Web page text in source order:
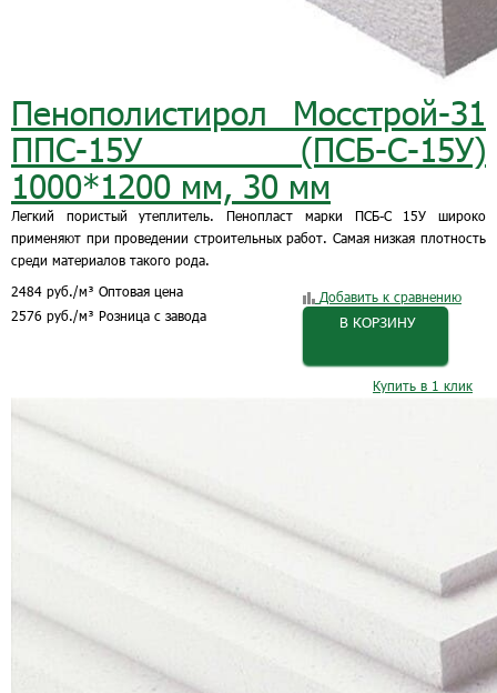
Пенополистирол Мосстрой-31
ППС-15У (ПСБ-С-15У)
1000*1200 мм, 30 мм
Легкий пористый утеплитель. Пенопласт марки ПСБ-С 15У широко
применяют при проведении строительных работ. Самая низкая плотность
среди материалов такого рода.
2484 руб./м³ Оптовая цена
2576 руб./м³ Розница с завода
Добавить к сравнению
В КОРЗИНУ
Купить в 1 клик